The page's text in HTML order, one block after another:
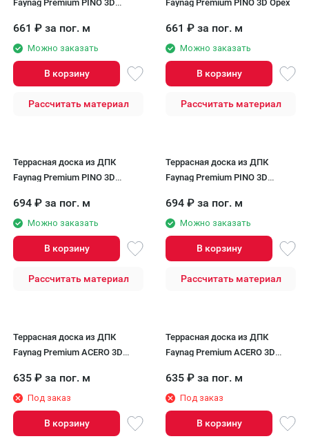
Faynag Premium PINO 3D
661 ₽ за пог. м
Можно заказать
В корзину
Рассчитать материал
Faynag Premium PINO 3D Орех
661 ₽ за пог. м
Можно заказать
В корзину
Рассчитать материал
Террасная доска из ДПК
Faynag Premium PINO 3D
694 ₽ за пог. м
Можно заказать
В корзину
Рассчитать материал
Террасная доска из ДПК
Faynag Premium PINO 3D
694 ₽ за пог. м
Можно заказать
В корзину
Рассчитать материал
Террасная доска из ДПК
Faynag Premium ACERO 3D
635 ₽ за пог. м
Под заказ
В корзину
Террасная доска из ДПК
Faynag Premium ACERO 3D
635 ₽ за пог. м
Под заказ
В корзину